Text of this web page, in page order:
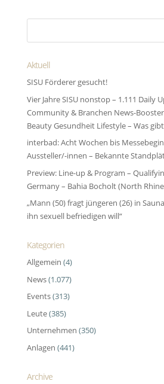
Aktuell
SISU Förderer gesucht!
Vier Jahre SISU nonstop – 1.111 Daily
Community & Branchen News-
Beauty Gesundheit Lifestyle – Was
interbad: Acht Wochen bis
Aussteller/-innen – Bekannte
Preview: Line-up & Program –
Germany – Bahia Bocholt (North
„Mann (50) fragt jüngeren (26) in
ihn sexuell befriedigen will“
Kategorien
Allgemein (4)
News(1.077)
Events(313)
Leute(385)
Unternehmen (350)
Anlagen (441)
Archive